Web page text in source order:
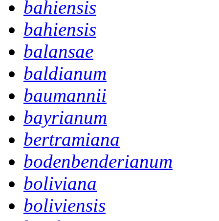
bahiensis
bahiensis
balansae
baldianum
baumannii
bayrianum
bertramiana
bodenbenderianum
boliviana
boliviensis